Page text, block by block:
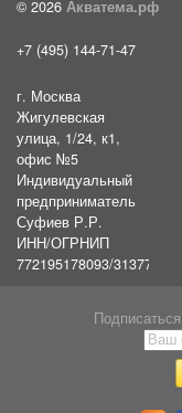
© 2026 Акватема.рф
+7 (495) 144-71-47
г. Москва
Жигулевская
улица, 1/24, к1,
офис №5
Индивидуальный
предприниматель
Суфиев Р.Р.
ИНН/ОГРНИП
772195178093/